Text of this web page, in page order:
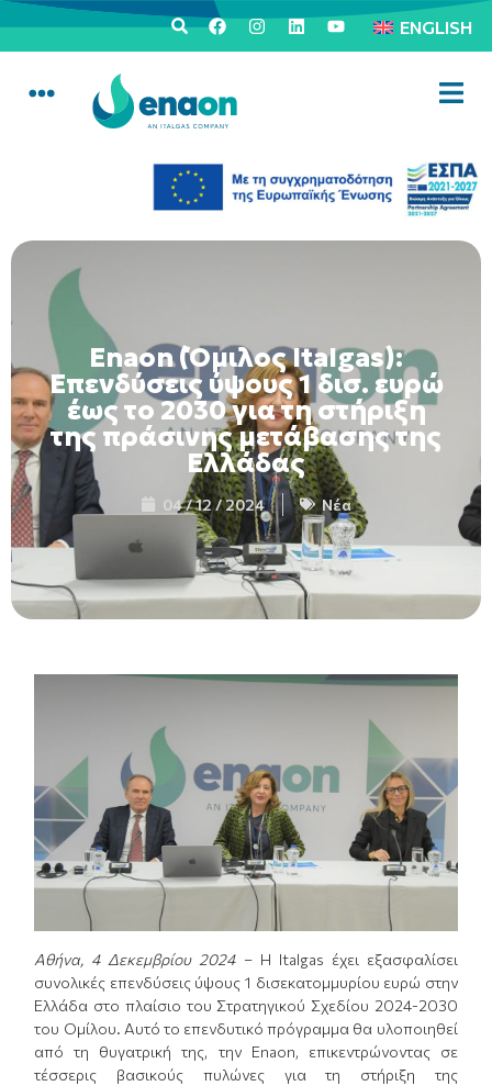
ENGLISH
Enaon (Όμιλος Italgas):
Επενδύσεις ύψους 1 δισ. ευρώ
έως το 2030 για τη στήριξη
της πράσινης μετάβασης της
Ελλάδας
04 / 12 / 2024 Νέα
Αθήνα, 4 Δεκεμβρίου 2024– Η Italgas έχει εξασφαλίσει
συνολικές επενδύσεις ύψους 1 δισεκατομμυρίου ευρώ στην
Ελλάδα στο πλαίσιο του Στρατηγικού Σχεδίου 2024-2030
του Ομίλου. Αυτό το επενδυτικό πρόγραμμα θα υλοποιηθεί
από τη θυγατρική της, την Enaon, επικεντρώνοντας σε
τέσσερις βασικούς πυλώνες για τη στήριξη της